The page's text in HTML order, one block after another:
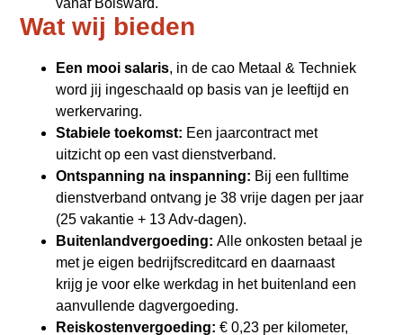
vanaf Bolsward.
Wat wij bieden
Een mooi salaris, in de cao Metaal & Techniek
word jij ingeschaald op basis van je leeftijd en
werkervaring.
Stabiele toekomst: Een jaarcontract met
uitzicht op een vast dienstverband.
Ontspanning na inspanning: Bij een fulltime
dienstverband ontvang je 38 vrije dagen per jaar
(25 vakantie + 13 Adv-dagen).
Buitenlandvergoeding:Alle onkosten betaal je
met je eigen bedrijfscreditcard en daarnaast
krijg je voor elke werkdag in het buitenland een
aanvullende dagvergoeding.
Reiskostenvergoeding:€ 0,23 per kilometer,